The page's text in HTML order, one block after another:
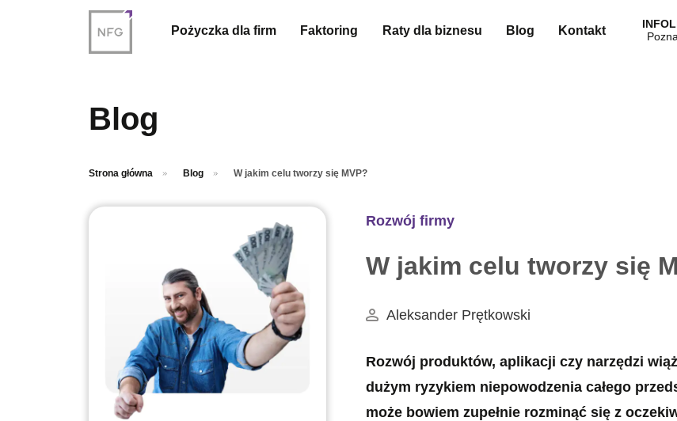
Przejdź do treści głównej
Pożyczka dla firm Faktoring Raty dla biznesu Blog Kontakt
Blog
Strona główna Blog W jakim celu tworzy się MVP?
Rozwój firmy
W jakim celu tworzy się
Aleksander Prętkowski
Rozwój produktów, aplikacji czy narzędzi
dużym ryzykiem niepowodzenia całego
może bowiem zupełnie rozminąć się z